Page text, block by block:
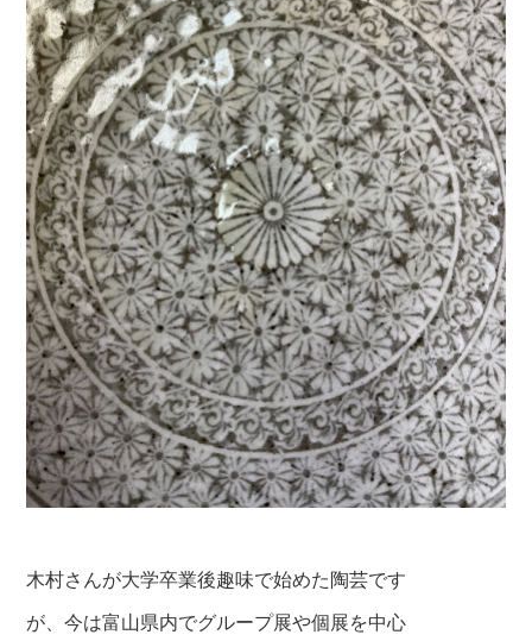
木村さんが大学卒業後趣味で始めた陶芸です
が、今は富山県内でグループ展や個展を中心